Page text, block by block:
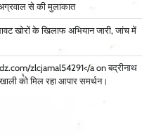
से की मुलाकात
खोरों के खिलाफ अभियान जारी, जांच में
zlcjamal54291</a onबद्रीनाथ
को मिल रहा आपार समर्थन।